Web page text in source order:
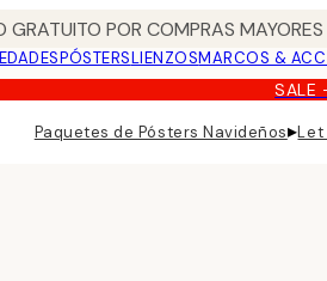
GRATUITO POR COMPRAS
PÓSTERSLIENZOSMARCOS &
SALE
Paquetes de Pósters Navideños▸Let